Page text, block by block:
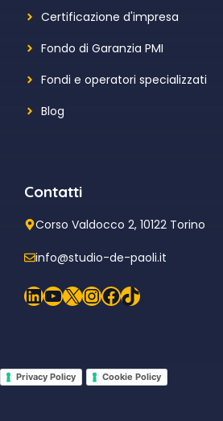
Certificazione d'impresa
Fondo di Garanzia PMI
Fondi e operatori specializzati
Blog
Contatti
Corso Valdocco 2, 10122 Torino
info@studio-de-paoli.it
LinkedIn
YouTube
X Instagram
Facebook
TikTok
Privacy Policy Cookie Policy